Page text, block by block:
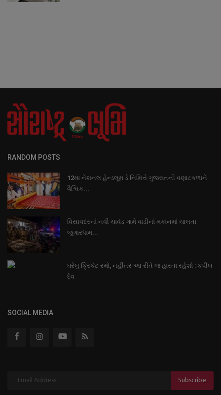
RANDOM POSTS
12મા નેશનલ હેન્ડલૂમ ડે નિમિત્તે ગુજરાતની વણાટકળાને
વૈશ્વિક...
વિસાવદરનાં નવી ચાવંડ ગામે વાડીનાં મકાનમાં ચાલતા
જુગારધામ...
ઘરેલુ ક્રિકેટ રમો, નહીંતર આ રીતે જ હારતા રહેશો : કપીલ
દેવ
SOCIAL MEDIA
Subscribe